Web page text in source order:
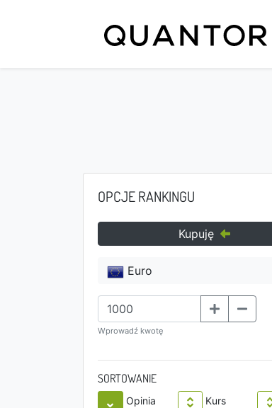
OPCJE RANKINGU
Kupuję
Euro
Wprowadź kwotę
SORTOWANIE
Opinia Kurs